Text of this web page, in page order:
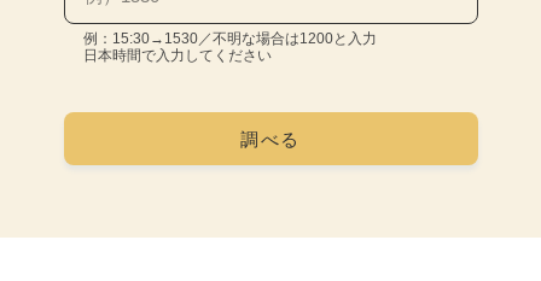
例：15:30→1530／不明な場合は1200と入力
日本時間で入力してください